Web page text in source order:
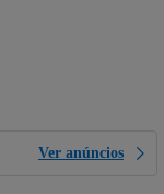
Ver anúncios